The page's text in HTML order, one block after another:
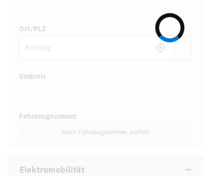
Ort/PLZ
Umkreis
Fahrzeugnummer
Nach Fahrzeugnummer suchen
Elektromobilität